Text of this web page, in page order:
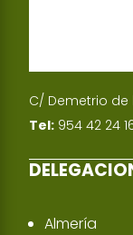
C/ Demetrio de
Tel: 954 42 24
Almería